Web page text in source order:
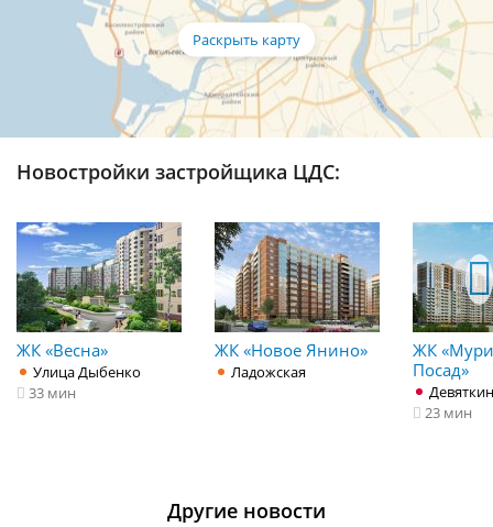
Новостройки застройщика ЦДС:
ЖК «Весна»
Улица Дыбенко
33 мин
ЖК «Новое Янино»
Ладожская
ЖК
Посад»
23 мин
Другие новости